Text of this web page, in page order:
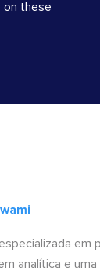
on these
analítica e